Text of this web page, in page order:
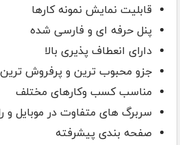
قابلیت نمایش نمونه کارها
پنل حرفه ای و فارسی شده
دارای انعطاف پذیری بالا
جزو محبوب ترین و پرفروش
مناسب کسب وکارهای مختلف
سربرگ های متفاوت در موبایل و
صفحه بندی پیشرفته